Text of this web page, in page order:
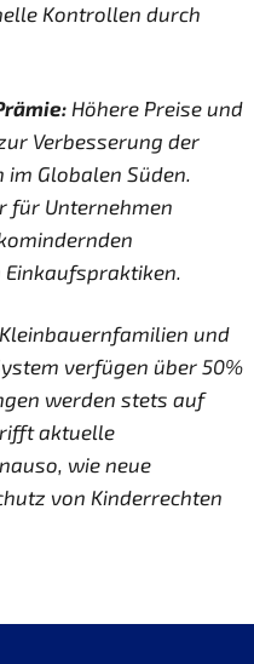
Kontrollen durch
Höhere Preise und
Verbesserung der
Globalen Süden.
für Unternehmen
und
verfügen über 50%
werden stets auf
aktuelle
wie neue
von Kinderrechten